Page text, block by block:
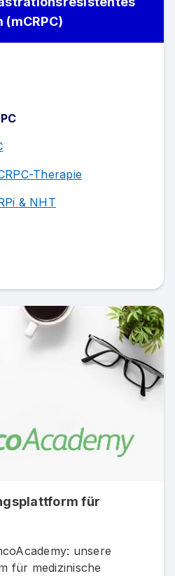
Therapie
& NHT
für
unsere
für medizinische